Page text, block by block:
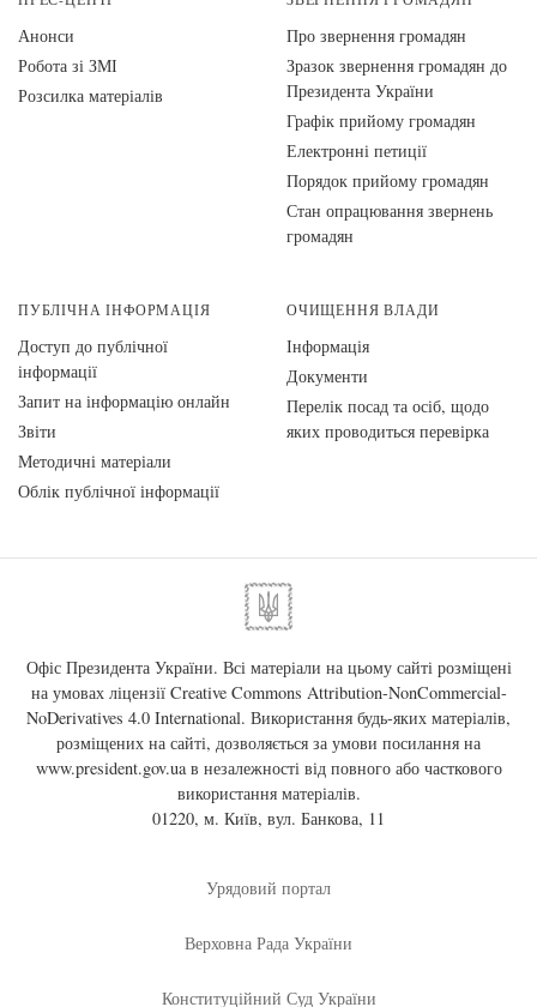
Анонси
Робота зі ЗМІ
Розсилка матеріалів
Про звернення громадян
Зразок звернення громадян до
Президента України
Графік прийому громадян
Електронні петиції
Порядок прийому громадян
Стан опрацювання звернень
громадян
ПУБЛІЧНА ІНФОРМАЦІЯ
Доступ до публічної
інформації
Запит на інформацію онлайн
Звіти
Методичні матеріали
Облік публічної інформації
ОЧИЩЕННЯ ВЛАДИ
Інформація
Документи
Перелік посад та осіб, щодо
яких проводиться перевірка
Офіс Президента України. Всі матеріали на цьому сайті розміщені
на умовах ліцензії Creative Commons Attribution-NonCommercial-
NoDerivatives 4.0 International. Використання будь-яких матеріалів,
розміщених на сайті, дозволяється за умови посилання на
www.president.gov.uaв незалежності від повного або часткового
використання матеріалів.
01220, м. Київ, вул. Банкова, 11
Урядовий портал
Верховна Рада України
Конституційний Суд України